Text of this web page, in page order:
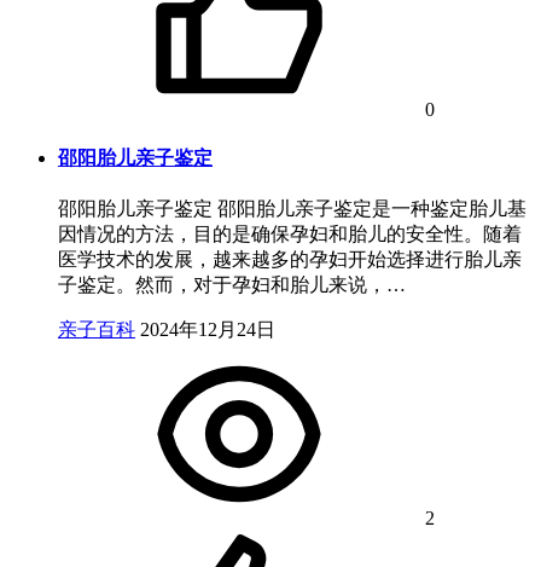
0
邵阳胎儿亲子鉴定
邵阳胎儿亲子鉴定 邵阳胎儿亲子鉴定是一种鉴定胎儿基
因情况的方法，目的是确保孕妇和胎儿的安全性。随着
医学技术的发展，越来越多的孕妇开始选择进行胎儿亲
子鉴定。然而，对于孕妇和胎儿来说，…
亲子百科 2024年12月24日
2